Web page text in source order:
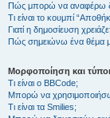
Πώς μπορώ να αναφέρω
Τι είναι το κουμπί
Γιατί η δημοσίευση
Πώς σημειώνω ένα θέμα
Μορφοποίηση και
Τι είναι ο BBCode;
Μπορώ να
Τι είναι τα Smilies;